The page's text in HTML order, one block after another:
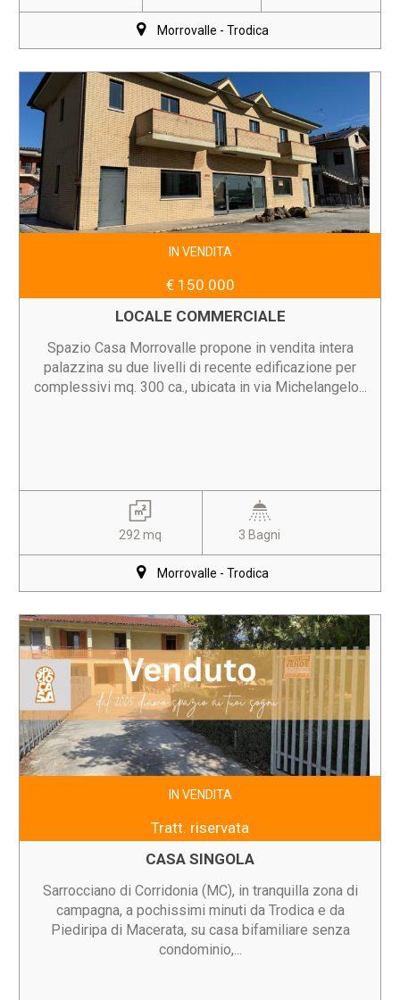
Morrovalle - Trodica
IN VENDITA
€ 150.000
LOCALE COMMERCIALE
Spazio Casa Morrovalle propone in vendita intera
palazzina su due livelli di recente edificazione per
complessivi mq. 300 ca., ubicata in via Michelangelo...
292 mq 3 Bagni
Morrovalle - Trodica
IN VENDITA
Tratt. riservata
CASA SINGOLA
Sarrocciano di Corridonia (MC), in tranquilla zona di
campagna, a pochissimi minuti da Trodica e da
Piediripa di Macerata, su casa bifamiliare senza
condominio,...